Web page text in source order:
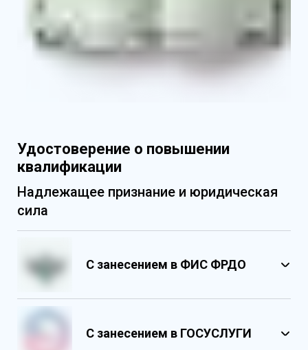
Удостоверение о повышении
квалификации
Надлежащее признание и юридическая
сила
С занесением в ФИС ФРДО
С занесением в ГОСУСЛУГИ